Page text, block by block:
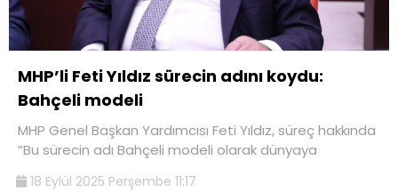
MHP’li Feti Yıldız sürecin adını koydu:
Bahçeli modeli
MHP Genel Başkan Yardımcısı Feti Yıldız, süreç hakkında
“Bu sürecin adı Bahçeli modeli olarak dünyaya
18 Eylül 2025 Perşembe 11:17